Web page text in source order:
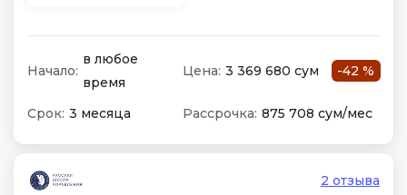
Начало:
в любое
время
Цена: 3 369 680 сум -42 %
Срок: 3 месяца Рассрочка: 875 708 сум/мес
2 отзыва